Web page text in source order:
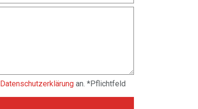
Datenschutzerklärungan. *Pflichtfeld